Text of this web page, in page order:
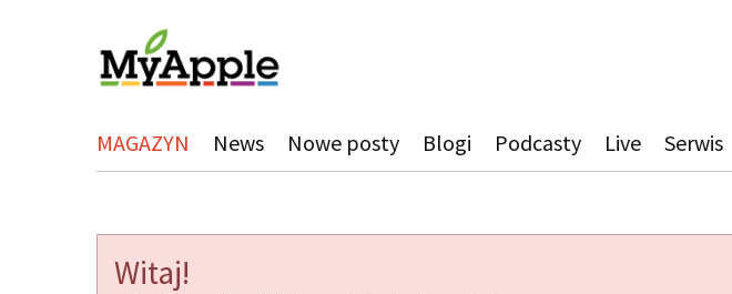
MAGAZYN News Nowe posty Blogi Podcasty Live Serwis
Witaj!